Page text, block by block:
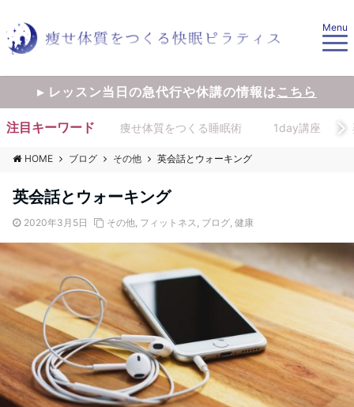
Menu
▸ レッスン当日の急代行や休講の情報はこちら
注目キーワード 痩せ体質をつくる睡眠術 1day講座
HOME ブログ その他 英会話とウォーキング
英会話とウォーキング
2020年3月5日 その他, フィットネス, ブログ, 健康